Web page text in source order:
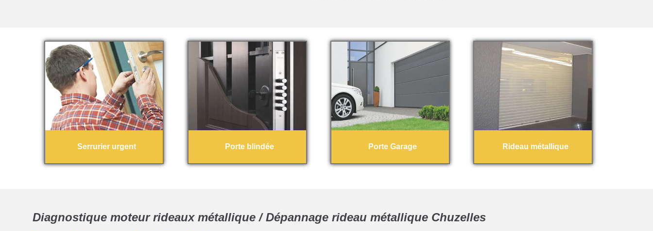
Serrurier urgent Porte blindée Porte Garage Rideau métallique
Diagnostique moteur rideaux métallique / Dépannage rideau métallique Chuzelles